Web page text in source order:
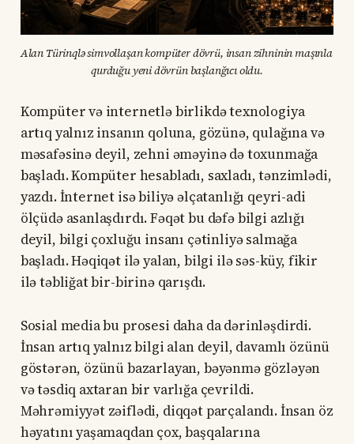
Alan Türinqlə simvollaşan kompüter dövrü, insan zihninin maşınla
qurduğu yeni dövrün başlanğıcı oldu.
Kompüter və internetlə birlikdə texnologiya
artıq yalnız insanın qoluna, gözünə, qulağına və
məsafəsinə deyil, zehni əməyinə də toxunmağa
başladı. Kompüter hesabladı, saxladı, tənzimlədi,
yazdı. İnternet isə biliyə əlçatanlığı qeyri-adi
ölçüdə asanlaşdırdı. Fəqət bu dəfə bilgi azlığı
deyil, bilgi çoxluğu insanı çətinliyə salmağa
başladı. Həqiqət ilə yalan, bilgi ilə səs-küy, fikir
ilə təbliğat bir-birinə qarışdı.
Sosial media bu prosesi daha da dərinləşdirdi.
İnsan artıq yalnız bilgi alan deyil, davamlı özünü
göstərən, özünü bazarlayan, bəyənmə gözləyən
və təsdiq axtaran bir varlığa çevrildi.
Məhrəmiyyət zəiflədi, diqqət parçalandı. İnsan öz
həyatını yaşamaqdan çox, başqalarına